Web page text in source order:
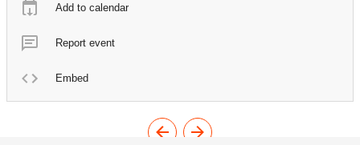
Add to calendar
Report event
Embed